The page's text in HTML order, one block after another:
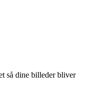
så dine billeder bliver